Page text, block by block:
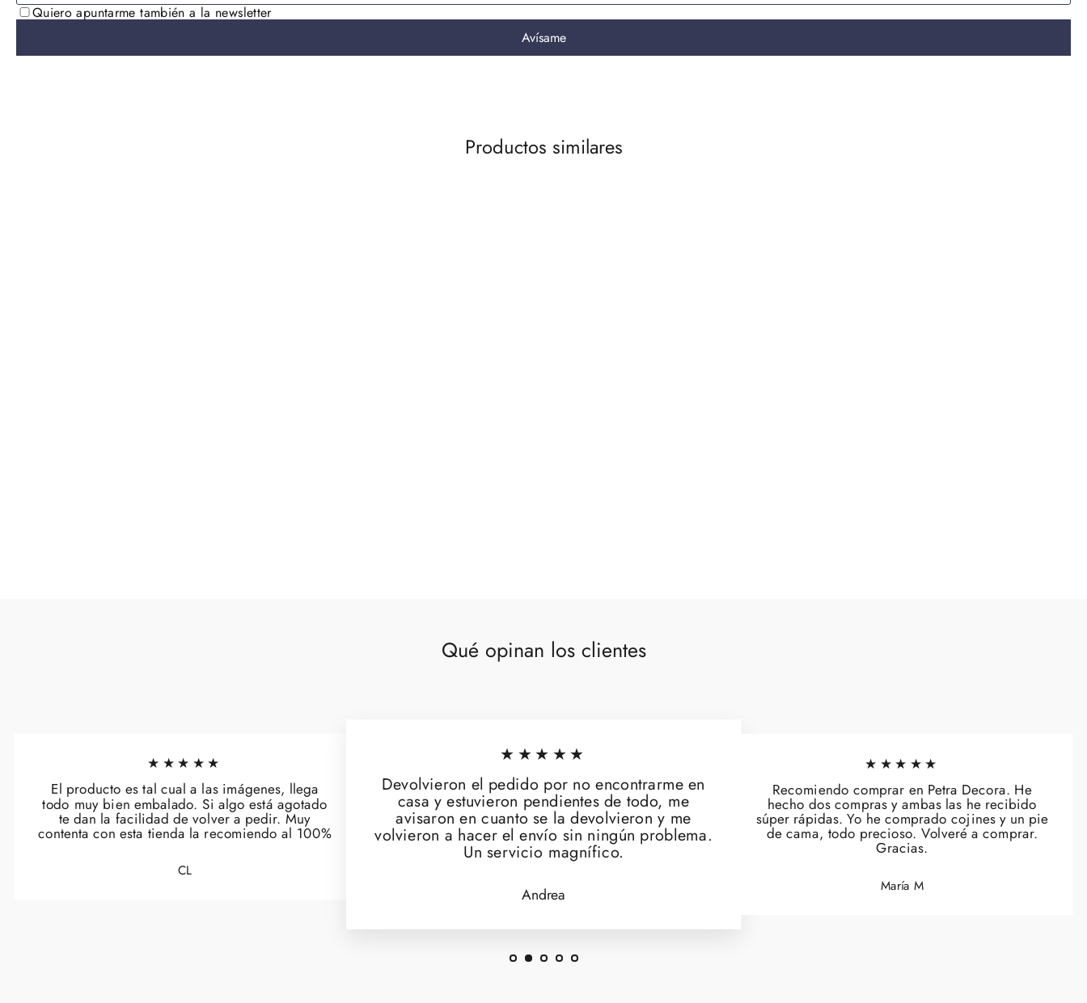
Productos similares
Qué opinan los clientes
★★★★★
El producto es tal cual a las imágenes, llega
todo muy bien embalado. Si algo está agotado
te dan la facilidad de volver a pedir. Muy
contenta con esta tienda la recomiendo al 100%
CL
★★★★★
Devolvieron el pedido por no encontrarme en
casa y estuvieron pendientes de todo, me
avisaron en cuanto se la devolvieron y me
volvieron a hacer el envío sin ningún problema.
Un servicio magnífico.
Andrea
★★★★★
Recomiendo comprar en Petra Decora. He
hecho dos compras y ambas las he recibido
súper rápidas. Yo he comprado cojines y un pie
de cama, todo precioso. Volveré a comprar.
Gracias.
María M